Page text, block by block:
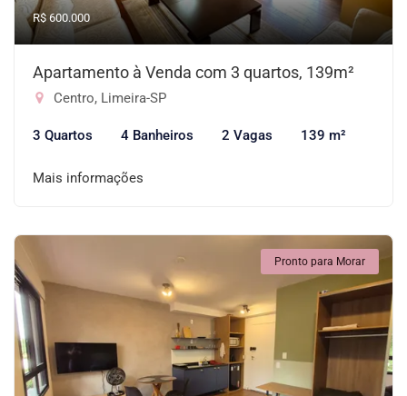
R$ 600.000
Apartamento à Venda com 3 quartos, 139m²
Centro, Limeira-SP
3 Quartos 4 Banheiros 2 Vagas 139 m²
Mais informações
Pronto para Morar